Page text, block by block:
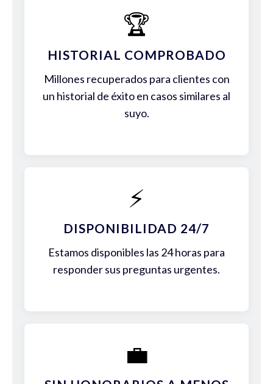
🏆
HISTORIAL COMPROBADO
Millones recuperados para clientes con
un historial de éxito en casos similares al
suyo.
⚡
DISPONIBILIDAD 24/7
Estamos disponibles las 24 horas para
responder sus preguntas urgentes.
💼